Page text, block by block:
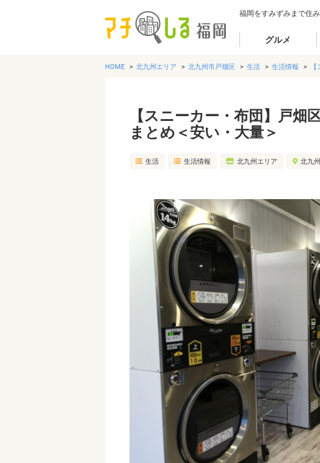
福岡をすみずみまで住
グルメ
HOME 北九州エリア 北九州市戸畑区 生活 生活情報
【スニーカー・布団】戸畑
まとめ＜安い・大量＞
生活 生活情報 北九州エリア 北九